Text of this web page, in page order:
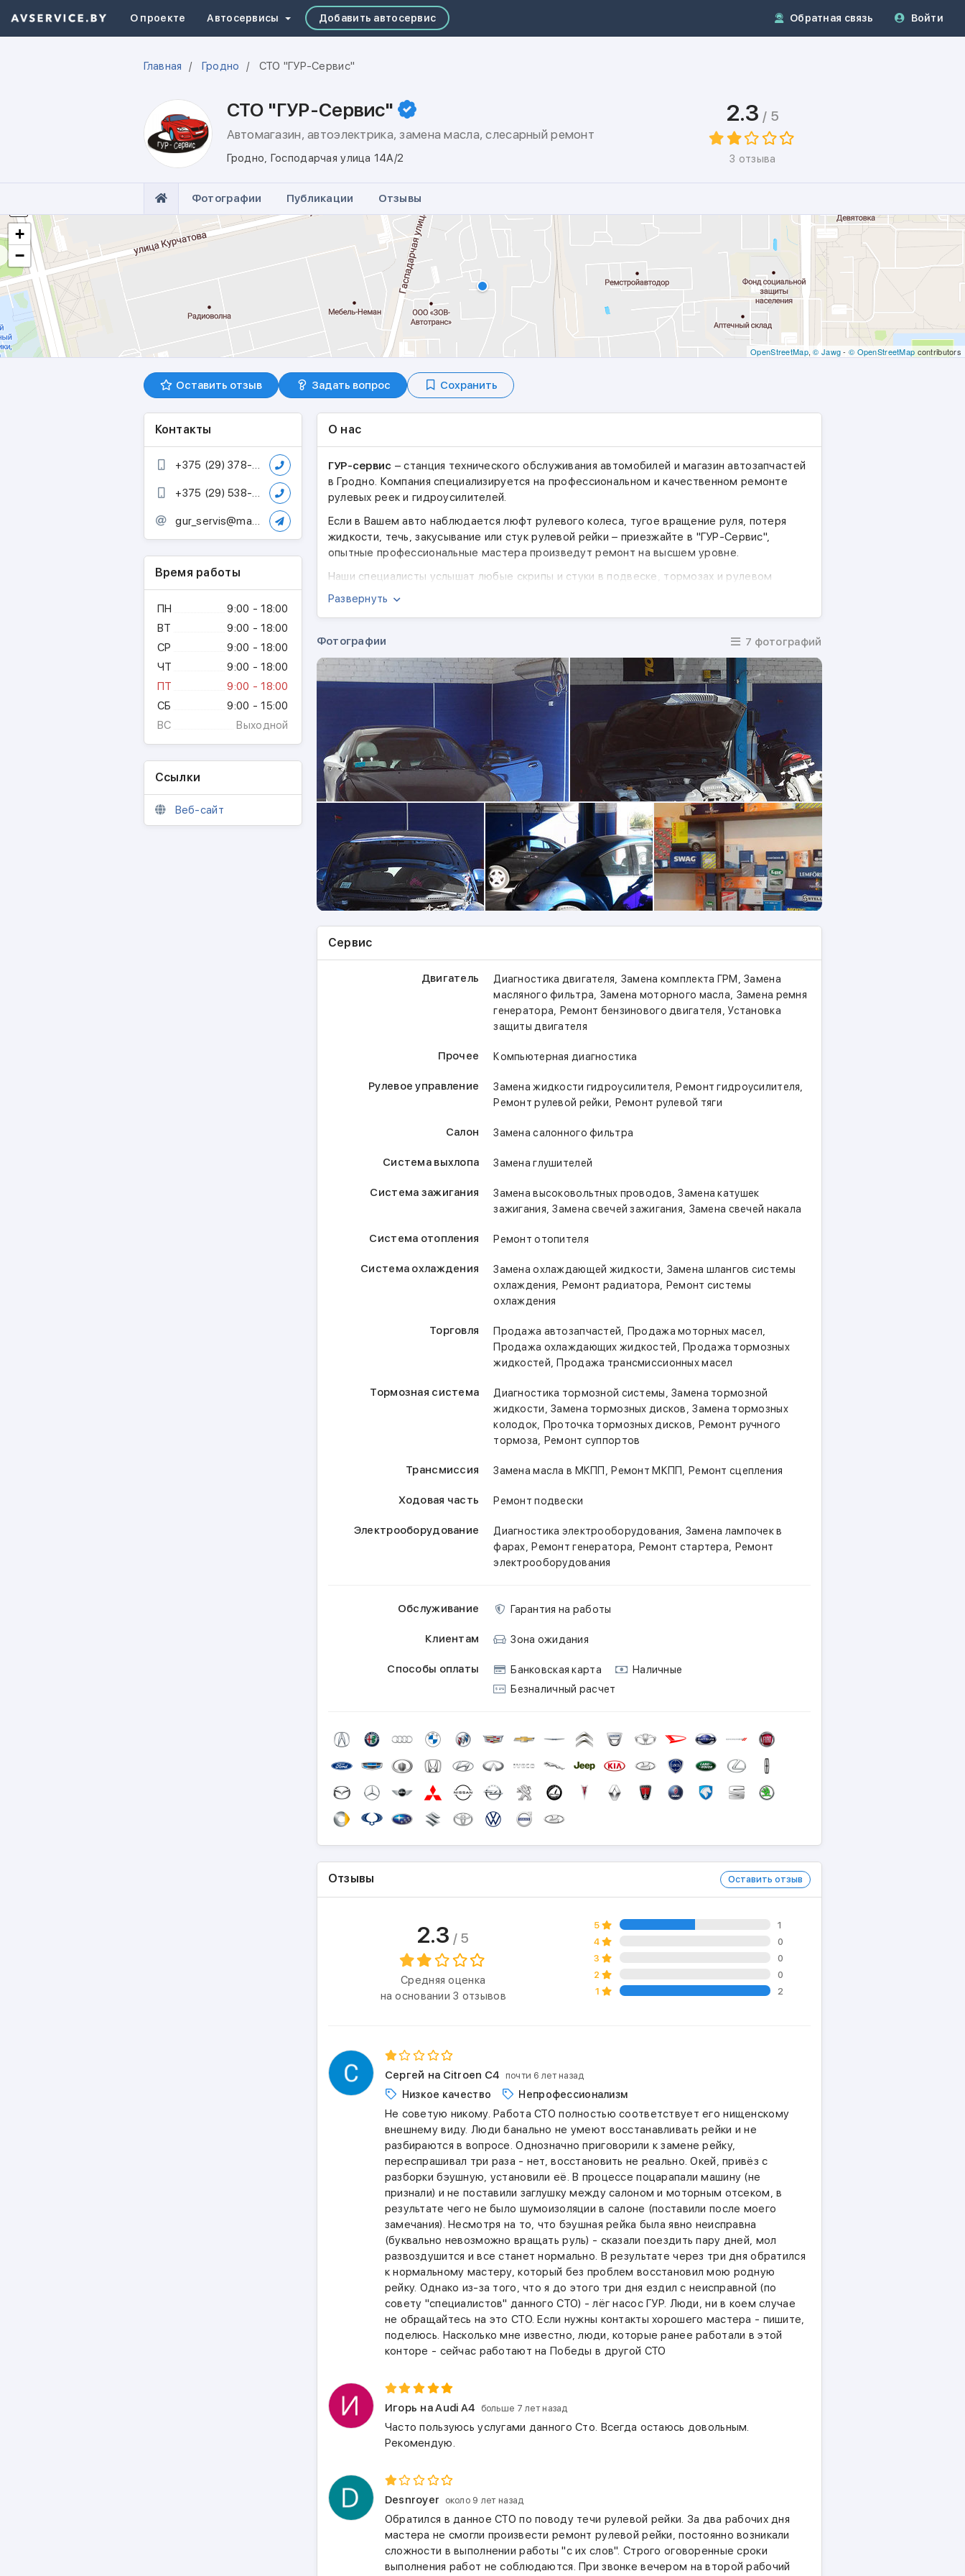
О проекте Автосервисы Добавить автосервис Обратная связь Войти
Главная Гродно СТО "ГУР-Сервис"
СТО "ГУР-Сервис"
Автомагазин, автоэлектрика, замена масла, слесарный ремонт
Гродно, Господарчая улица 14А/2
2.3 / 5
3 отзыва
Фотографии Публикации Отзывы
+
−
OpenStreetMap,© Jawg- © OpenStreetMap contributors
Оставить отзыв Задать вопрос Сохранить
Контакты
+375 (29) 378-25-91
+375 (29) 538-88-89
gur_servis@mail.ru
Время работы
ПН
9:00 - 18:00
ВТ
9:00 - 18:00
СР
9:00 - 18:00
ЧТ
9:00 - 18:00
ПТ
9:00 - 18:00
СБ
9:00 - 15:00
ВС
Выходной
Ссылки
Веб-сайт
О нас
ГУР-сервис – станция технического обслуживания автомобилей и магазин автозапчастей
в Гродно. Компания специализируется на профессиональном и качественном ремонте
рулевых реек и гидроусилителей.
Если в Вашем авто наблюдается люфт рулевого колеса, тугое вращение руля, потеря
жидкости, течь, закусывание или стук рулевой рейки – приезжайте в "ГУР-Сервис",
опытные профессиональные мастера произведут ремонт на высшем уровне.
Наши специалисты услышат любые скрипы и стуки в подвеске, тормозах и рулевом
управлении Вашего автомобиля, безошибочно установят и оперативно устранят причины
этих скрипов и стуков.
ремонт и реставрация рулевых реек и гидроусилителей
ремонт рулевого управления
ремонт тормозной системы (ремонт суппортов)
ремонт системы охлаждения
замена ремней ГРМ
замена фильтров, масел и других технических жидкостей
замена расходных материалов, а также различного рода слесарные работы
Новинка – выезд специалиста к заказчику: +375 (29) 889-22-82
компьютерная диагностика всех рабочих систем автомобиля
ремонт автоэлектрики
"ГУР-Сервис" осуществляет квалифицированное техническое обслуживание различных
марок легковых авто и микроавтобусов и располагает всем необходимым для
профессионального качественного ремонта оборудованием, включая дилерское
оригинальные, а также неоригинальные запчасти для вашего авто в наличие и под заказ.
Налажена оперативная доставка запчастей по низким ценам.
"ГУР-Сервис" предоставляет гарантию на выполненные работы и услуги, в том числе на
Возможен наличный расчет, безналичный и посредством банковской карты.
Развернуть
Фотографии 7 фотографий
Сервис
Двигатель Диагностика двигателя, Замена комплекта ГРМ ,Замена
масляного фильтра, Замена моторного масла, Замена ремня
генератора, Ремонт бензинового двигателя,Установка
защиты двигателя
Прочее Компьютерная диагностика
Рулевое управление Замена жидкости гидроусилителя,Ремонт гидроусилителя,
Ремонт рулевой рейки, Ремонт рулевой тяги
Салон Замена салонного фильтра
Система выхлопа Замена глушителей
Система зажигания Замена высоковольтных проводов,Замена катушек
зажигания,Замена свечей зажигания, Замена свечей накала
Система отопления Ремонт отопителя
Система охлаждения Замена охлаждающей жидкости, Замена шлангов системы
охлаждения, Ремонт радиатора, Ремонт системы
охлаждения
Торговля Продажа автозапчастей, Продажа моторных масел,
Продажа охлаждающих жидкостей,Продажа тормозных
жидкостей,Продажа трансмиссионных масел
Тормозная система Диагностика тормозной системы,Замена тормозной
жидкости,Замена тормозных дисков,Замена тормозных
колодок, Проточка тормозных дисков, Ремонт ручного
тормоза, Ремонт суппортов
Трансмиссия Замена масла в МКПП ,Ремонт МКПП,Ремонт сцепления
Ходовая часть Ремонт подвески
Электрооборудование Диагностика электрооборудования, Замена лампочек в
фарах,Ремонт генератора, Ремонт стартера, Ремонт
электрооборудования
Обслуживание Гарантия на работы
Клиентам Зона ожидания
Способы оплаты Банковская карта
Наличные
Безналичный расчет
Отзывы Оставить отзыв
2.3 / 5
Средняя оценка
на основании 3 отзывов
5
1
4
0
3
0
2
0
1
2
Сергей на Citroen C4 почти 6 лет назад
Низкое качество Непрофессионализм
Не советую никому. Работа СТО полностью соответствует его нищенскому
внешнему виду. Люди банально не умеют восстанавливать рейки и не
разбираются в вопросе. Однозначно приговорили к замене рейку,
переспрашивал три раза - нет, восстановить не реально. Окей, привёз с
разборки бэушную, установили её. В процессе поцарапали машину (не
признали) и не поставили заглушку между салоном и моторным отсеком, в
результате чего не было шумоизоляции в салоне (поставили после моего
замечания). Несмотря на то, что бэушная рейка была явно неисправна
(буквально невозможно вращать руль) - сказали поездить пару дней, мол
развоздушится и все станет нормально. В результате через три дня обратился
к нормальному мастеру, который без проблем восстановил мою родную
рейку. Однако из-за того, что я до этого три дня ездил с неисправной (по
совету "специалистов" данного СТО) - лёг насос ГУР. Люди, ни в коем случае
не обращайтесь на это СТО. Если нужны контакты хорошего мастера - пишите,
поделюсь. Насколько мне известно, люди, которые ранее работали в этой
конторе - сейчас работают на Победы в другой СТО
Игорь на Audi A4 больше 7 лет назад
Часто пользуюсь услугами данного Сто. Всегда остаюсь довольным.
Рекомендую.
Desnroyer около 9 лет назад
Обратился в данное СТО по поводу течи рулевой рейки. За два рабочих дня
мастера не смогли произвести ремонт рулевой рейки, постоянно возникали
сложности в выполнении работы "с их слов". Строго оговоренные сроки
выполнения работ не соблюдаются. При звонке вечером на второй рабочий